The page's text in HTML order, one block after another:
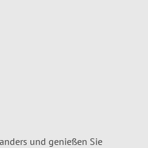
und genießen Sie